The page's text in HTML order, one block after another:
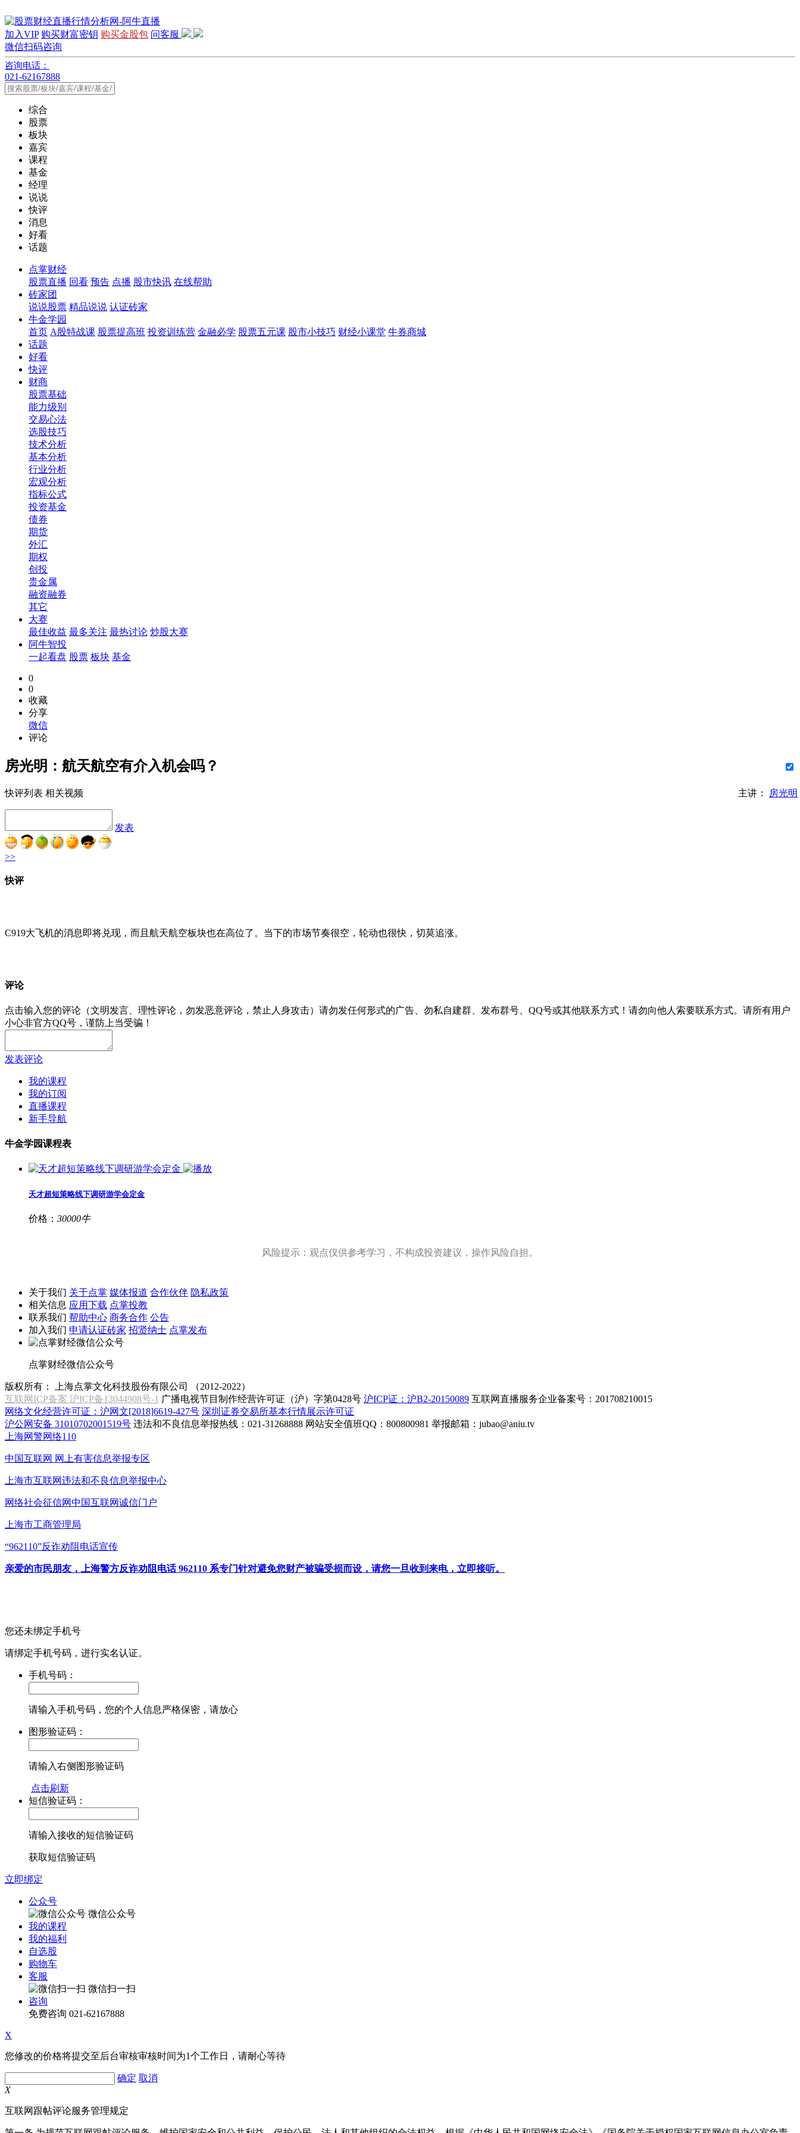
加入VIP 购买财富密钥 购买金股包 问客服
微信扫码咨询
咨询电话：
021-62167888
综合
股票
板块
嘉宾
课程
基金
经理
说说
快评
消息
好看
话题
点掌财经
股票直播 回看 预告 点播 股市快讯 在线帮助
砖家团
说说股票 精品说说 认证砖家
牛金学园
首页 A股特战课 股票提高班 投资训练营 金融必学 股票五元课 股市小技巧 财经小课堂 牛券商城
话题
好看
快评
财商
股票基础
能力级别
交易心法
选股技巧
技术分析
基本分析
行业分析
宏观分析
指标公式
投资基金
债券
期货
外汇
期权
创投
贵金属
融资融券
其它
大赛
最佳收益 最多关注 最热讨论 炒股大赛
阿牛智投
一起看盘 股票 板块 基金
0
0
收藏
分享
微信
评论
房光明：航天航空有介入机会吗？
主讲： 房光明
快评列表 相关视频
发表
>>
快评
C919大飞机的消息即将兑现，而且航天航空板块也在高位了。当下的市场节奏很空，轮动也很快，切莫追涨。
评论
点击输入您的评论（文明发言、理性评论，勿发恶意评论，禁止人身攻击）请勿发任何形式的广告、勿私自建群、发布群号、QQ号或其他联系方式！请勿向他人索要联系方式。请所有用户
小心非官方QQ号，谨防上当受骗！
发表评论
我的课程
我的订阅
直播课程
新手导航
牛金学园课程表
天才超短策略线下调研游学会定金
价格： 30000牛
风险提示：观点仅供参考学习，不构成投资建议，操作风险自担。
关于我们 关于点掌 媒体报道 合作伙伴 隐私政策
相关信息 应用下载 点掌投教
联系我们 帮助中心 商务合作 公告
加入我们 申请认证砖家 招贤纳士 点掌发布
点掌财经微信公众号
版权所有：
上海点掌文化科技股份有限公司 （2012-2022）
互联网ICP备案 沪ICP备13044908号-1 广播电视节目制作经营许可证（沪）字第0428号 沪ICP证：沪B2-20150089 互联网直播服务企业备案号：201708210015
网络文化经营许可证：沪网文[2018]6619-427号 深圳证券交易所基本行情展示许可证
沪公网安备 31010702001519号 违法和不良信息举报热线：021-31268888 网站安全值班QQ：800800981 举报邮箱： jubao@aniu.tv
上海网警网络110
中国互联网 网上有害信息举报专区
上海市互联网违法和不良信息举报中心
网络社会征信网中国互联网诚信门户
上海市工商管理局
“962110”反诈劝阻电话宣传
亲爱的市民朋友，上海警方反诈劝阻电话 962110 系专门针对避免您财产被骗受损而设，请您一旦收到来电，立即接听。
您还未绑定手机号
请绑定手机号码，进行实名认证。
手机号码：
请输入手机号码，您的个人信息严格保密，请放心
图形验证码：
请输入右侧图形验证码
点击刷新
短信验证码：
请输入接收的短信验证码
获取短信验证码
立即绑定
公众号
微信公众号
我的课程
我的福利
自选股
购物车
客服
微信扫一扫
咨询
免费咨询 021-62167888
X
您修改的价格将提交至后台审核审核时间为1个工作日，请耐心等待
确定 取消
X
互联网跟帖评论服务管理规定